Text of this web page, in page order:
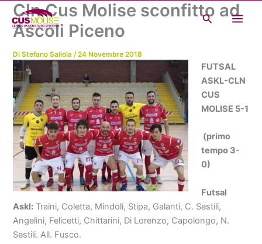
contenuto
Cerca
Cln Cus Molise sconfitto ad
Ascoli Piceno
DiStefano Saliola/24 Novembre 2018
FUTSAL
ASKL-CLN
CUS
MOLISE 5-1
(primo
tempo 3-
0)
Futsal
Askl: Traini, Coletta, Mindoli, Stipa, Galanti, C. Sestili,
Angelini, Felicetti, Chittarini, Di Lorenzo, Capolongo, N.
Sestili. All. Fusco.